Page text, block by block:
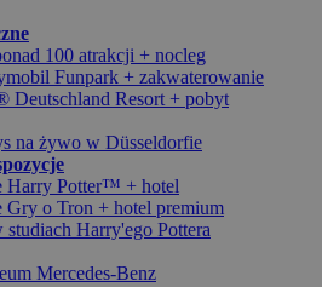
100 atrakcji + nocleg
Funpark + zakwaterowanie
Resort + pobyt
na żywo w Düsseldorfie
Harry Potter™ + hotel
Gry o Tron + hotel premium
Harry'ego Pottera
Mercedes-Benz